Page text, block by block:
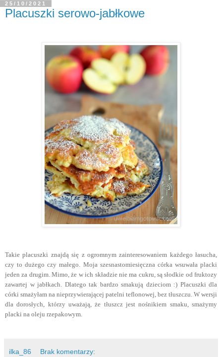
25/10/2021
Placuszki serowo-jabłkowe
Takie placuszki znajdą się z ogromnym zainteresowaniem każdego łasucha,
czy to dużego czy małego. Moja szesnastomiesięczna córka wsuwała placki
jeden za drugim. Mimo, że w ich składzie nie ma cukru, są słodkie od fruktozy
zawartej w jabłkach. Dlatego tak bardzo smakują dzieciom :) Placuszki dla
córki smażyłam na nieprzywierającej patelni teflonowej, bez tłuszczu. W wersji
dla dorosłych, którzy uważają, że tłuszcz jest nośnikiem smaku, smażymy
placki na oleju rzepakowym.
ilka_86 Brak komentarzy: